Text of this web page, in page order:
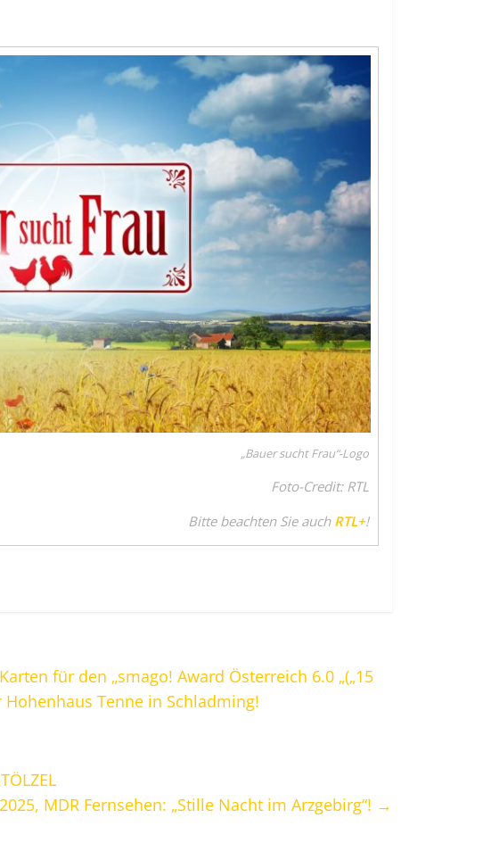
„Bauer sucht Frau“-Logo
Foto-Credit: RTL
Bitte beachten Sie auch RTL+!
für den „smago! Award Österreich 6.0 „(„15
Hohenhaus Tenne in Schladming!
MDR Fernsehen: „Stille Nacht im Arzgebirg“! →